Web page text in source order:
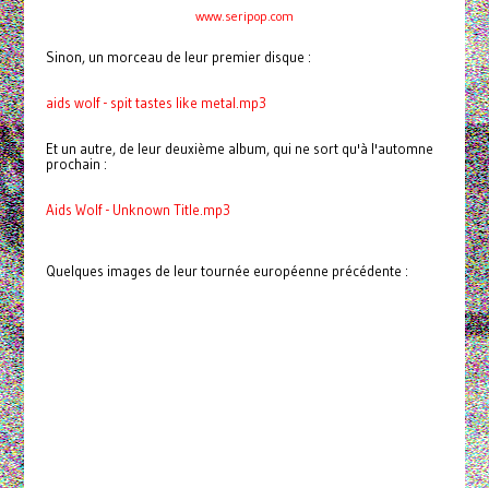
www.seripop.com
Sinon, un morceau de leur premier disque :
aids wolf - spit tastes like metal.mp3
Et un autre, de leur deuxième album, qui ne sort qu'à l'automne
prochain :
Aids Wolf - Unknown Title.mp3
Quelques images de leur tournée européenne précédente :